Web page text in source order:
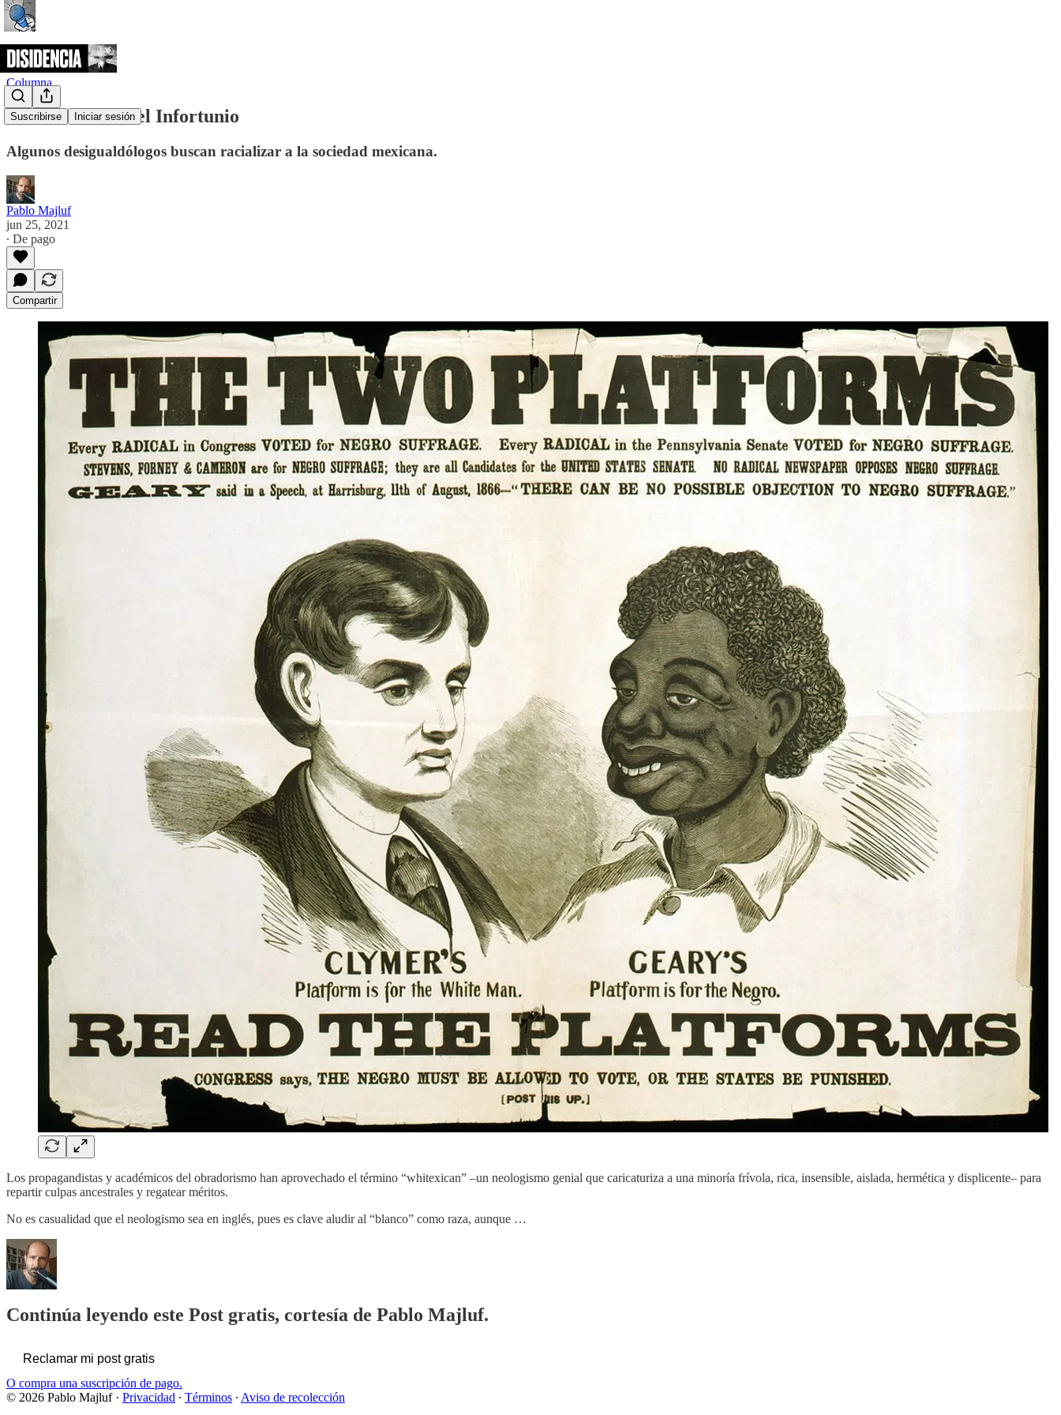
Suscribirse Iniciar sesión
Columna
Teoría Crítica del Infortunio
Algunos desigualdólogos buscan racializar a la sociedad mexicana.
Pablo Majluf
jun 25, 2021
∙ De pago
Compartir
Los propagandistas y académicos del obradorismo han aprovechado el término “whitexican” –un neologismo genial que caricaturiza a una minoría frívola, rica, insensible, aislada, hermética y displicente– para
repartir culpas ancestrales y regatear méritos.
No es casualidad que el neologismo sea en inglés, pues es clave aludir al “blanco” como raza, aunque …
Continúa leyendo este Post gratis, cortesía de Pablo Majluf.
Reclamar mi post gratis
O compra una suscripción de pago.
© 2026 Pablo Majluf· Privacidad ∙ Términos ∙ Aviso de recolección